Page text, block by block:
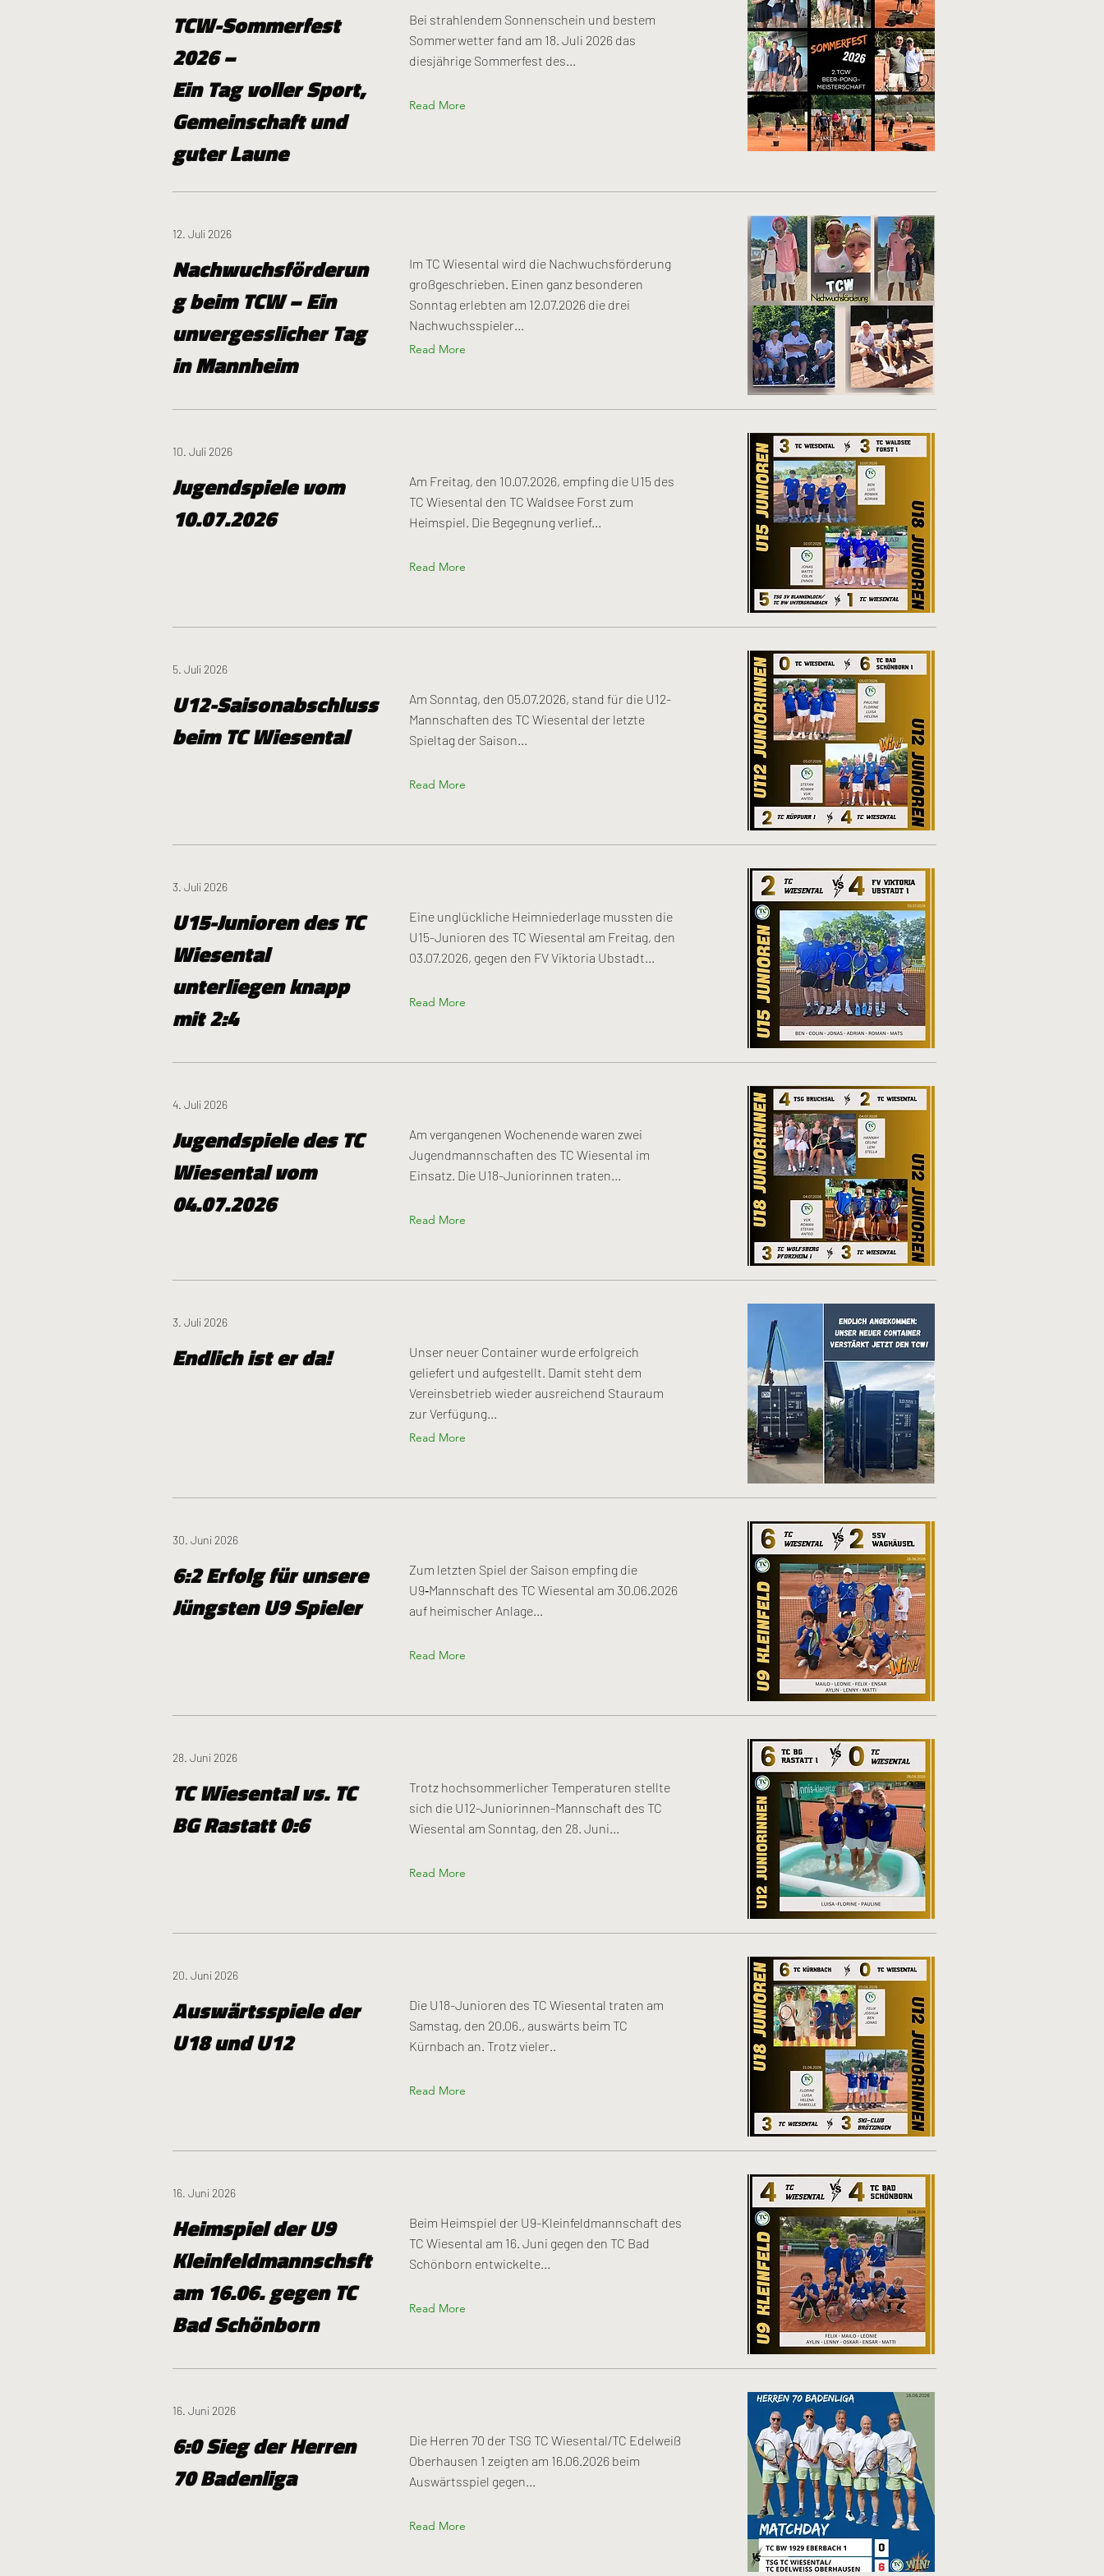
TCW-Sommerfest
2026 –
Ein Tag voller Sport,
Gemeinschaft und
guter Laune
Bei strahlendem Sonnenschein und bestem
Sommerwetter fand am 18. Juli 2026 das
diesjährige Sommerfest des...
Read More
12. Juli 2026
Nachwuchsförderun
g beim TCW – Ein
unvergesslicher Tag
in Mannheim
Im TC Wiesental wird die Nachwuchsförderung
großgeschrieben. Einen ganz besonderen
Sonntag erlebten am 12.07.2026 die drei
Nachwuchsspieler...
Read More
10. Juli 2026
Jugendspiele vom
10.07.2026
Am Freitag, den 10.07.2026, empfing die U15 des
TC Wiesental den TC Waldsee Forst zum
Heimspiel. Die Begegnung verlief...
Read More
5. Juli 2026
U12-Saisonabschluss
beim TC Wiesental
Am Sonntag, den 05.07.2026, stand für die U12-
Mannschaften des TC Wiesental der letzte
Spieltag der Saison...
Read More
3. Juli 2026
U15-Junioren des TC
Wiesental
unterliegen knapp
mit 2:4
Eine unglückliche Heimniederlage mussten die
U15-Junioren des TC Wiesental am Freitag, den
03.07.2026, gegen den FV Viktoria Ubstadt...
Read More
4. Juli 2026
Jugendspiele des TC
Wiesental vom
04.07.2026
Am vergangenen Wochenende waren zwei
Jugendmannschaften des TC Wiesental im
Einsatz. Die U18-Juniorinnen traten...
Read More
3. Juli 2026
Endlich ist er da!
Unser neuer Container wurde erfolgreich
geliefert und aufgestellt. Damit steht dem
Vereinsbetrieb wieder ausreichend Stauraum
zur Verfügung...
Read More
30. Juni 2026
6:2 Erfolg für unsere
Jüngsten U9 Spieler
Zum letzten Spiel der Saison empfing die
U9‑Mannschaft des TC Wiesental am 30.06.2026
auf heimischer Anlage...
Read More
28. Juni 2026
TC Wiesental vs. TC
BG Rastatt 0:6
Trotz hochsommerlicher Temperaturen stellte
sich die U12-Juniorinnen-Mannschaft des TC
Wiesental am Sonntag, den 28. Juni...
Read More
20. Juni 2026
Auswärtsspiele der
U18 und U12
Die U18-Junioren des TC Wiesental traten am
Samstag, den 20.06., auswärts beim TC
Kürnbach an. Trotz vieler..
Read More
16. Juni 2026
Heimspiel der U9
Kleinfeldmannschsft
am 16.06. gegen TC
Bad Schönborn
Beim Heimspiel der U9-Kleinfeldmannschaft des
TC Wiesental am 16. Juni gegen den TC Bad
Schönborn entwickelte...
Read More
16. Juni 2026
6:0 Sieg der Herren
70 Badenliga
Die Herren 70 der TSG TC Wiesental/TC Edelweiß
Oberhausen 1 zeigten am 16.06.2026 beim
Auswärtsspiel gegen...
Read More